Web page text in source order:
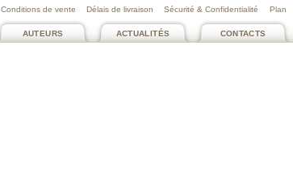
Plan
Conditions de vente Délais de livraison Sécurité & Confidentialité
CONTACTS
ACTUALITÉS
AUTEURS